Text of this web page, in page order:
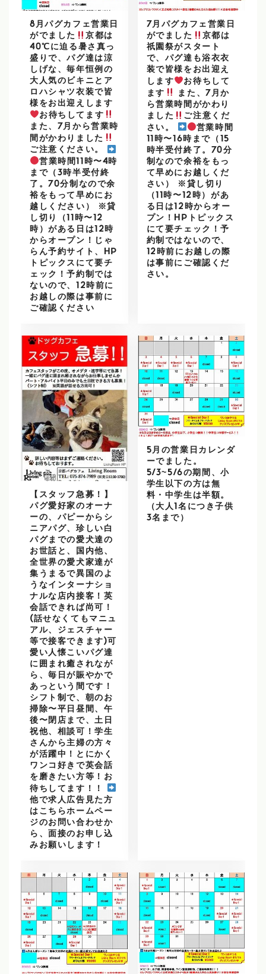
8月パグカフェ営業日
がでました
京都は
40℃に迫る暑さ真っ
盛りで、パグ達は涼
しげな、毎年恒例の
大人気のビキニとア
ロハシャツ衣装で皆
様をお出迎えします
お待ちしてます
また、7月から営業時
間がかわりました
ご注意ください。
営業時間11時〜4時
まで（3時半受付終
了。70分制なので余
裕をもって早めにお
越しください） ※貸
し切り（11時〜12
時）がある日は12時
からオープン！じゃ
らん予約サイト、HP
トピックスにて要チ
ェック！予約制では
ないので、12時前に
お越しの際は事前に
ご確認ください
7月パグカフェ営業日
がでました
京都は
祇園祭がスタート
で、パグ達も浴衣衣
装で皆様をお出迎え
します
お待ちして
ます
また、7月か
ら営業時間がかわり
ました
ご注意くだ
さい。
営業時間
11時〜16時まで（15
時半受付終了。70分
制なので余裕をもっ
て早めにお越しくだ
さい） ※貸し切り
（11時〜12時）があ
る日は12時からオー
プン！HPトピックス
にて要チェック！予
約制ではないので、
12時前にお越しの際
は事前にご確認くだ
さい。
【スタッフ急募！】
パグ愛好家のオーナ
ーの、パピーからシ
ニアパグ、珍しい白
パグまでの愛犬達の
お世話と、国内他、
全世界の愛犬家達が
集うまるで異国のよ
うなインターナショ
ナルな店内接客！英
会話できれば尚可！
(話せなくてもマニュ
アル、ジェスチャー
等で接客できます)可
愛い人懐こいパグ達
に囲まれ癒されなが
ら、毎日が賑やかで
あっという間です！
シフト制で、朝のお
掃除〜平日昼間、午
後〜閉店まで、土日
祝他、相談可！学生
さんから主婦の方々
が活躍中！とにかく
ワンコ好きで英会話
を磨きたい方等！お
待ちしてます！！
他で求人広告見た方
はこちらホームペー
ジのお問い合わせか
ら、面接のお申し込
みお願いします！
5月の営業日カレンダ
ーでました。
5/3~5/6の期間、小
学生以下の方は無
料・中学生は半額。
（大人1名につき子供
3名まで）